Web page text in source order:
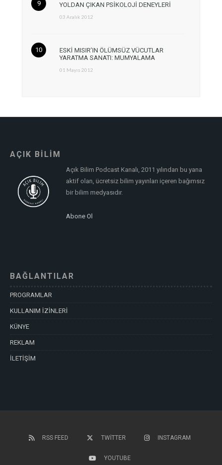
YOLDAN ÇIKAN PSİKOLOJİ DENEYLERİ
03 Aralık 2012
ESKİ MISIR’IN ÖLÜMSÜZ VÜCUTLAR
YARATMA SANATI: MUMYALAMA
01 Mayıs 2012
AÇIK BİLİM
Açık Bilim Podcast Kanalı, 2011 yılından bu yana
aktif olan, ücretsiz bilim yayınları içeren bağımsız
bir bilim medyasıdır.
Abone Ol
BAĞLANTILAR
PROGRAMLAR
KULLANIM İZİNLERİ
KÜNYE
REKLAM
İLETİŞİM
RSS FEED TWITTER INSTAGRAM
YOUTUBE